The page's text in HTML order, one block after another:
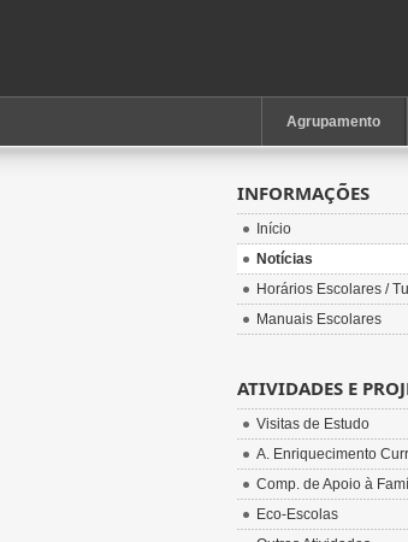
Agrupamento
INFORMAÇÕES
Início
Notícias
Horários Escolares /
Manuais Escolares
ATIVIDADES E
Visitas de Estudo
A. Enriquecimento
Comp. de Apoio à
Eco-Escolas